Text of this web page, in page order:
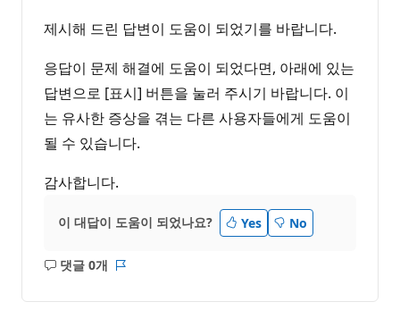
제시해 드린 답변이 도움이 되었기를 바랍니다.
응답이 문제 해결에 도움이 되었다면, 아래에 있는
답변으로 [표시] 버튼을 눌러 주시기 바랍니다. 이
는 유사한 증상을 겪는 다른 사용자들에게 도움이
될 수 있습니다.
감사합니다.
이 대답이 도움이 되었나요? Yes No
댓글 0개
설